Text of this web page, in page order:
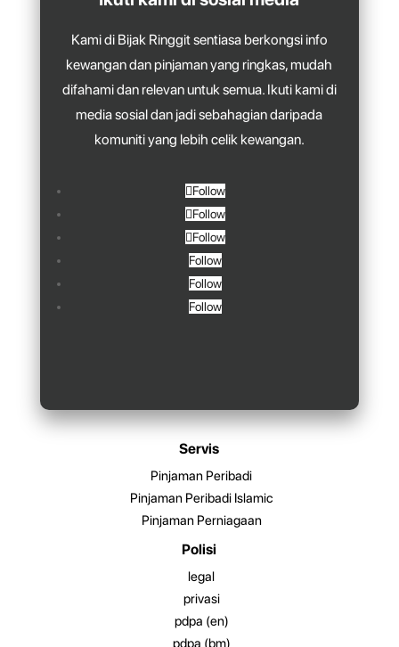
Kami di Bijak Ringgit sentiasa berkongsi info
kewangan dan pinjaman yang ringkas, mudah
difahami dan relevan untuk semua. Ikuti kami di
media sosial dan jadi sebahagian daripada
komuniti yang lebih celik kewangan.
Follow
Follow
Follow
Follow
Follow
Follow
Servis
Pinjaman Peribadi
Pinjaman Peribadi Islamic
Pinjaman Perniagaan
Polisi
legal
privasi
pdpa (en)
pdpa (bm)